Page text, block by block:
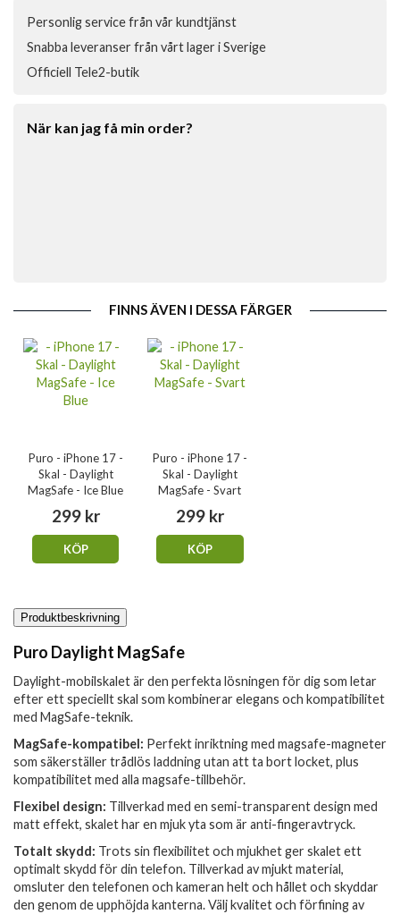
Personlig service från vår kundtjänst
Snabba leveranser från vårt lager i Sverige
Officiell Tele2-butik
När kan jag få min order?
FINNS ÄVEN I DESSA FÄRGER
Puro - iPhone 17 -
Skal - Daylight
MagSafe - Ice Blue
299 kr
KÖP
Puro - iPhone 17 -
Skal - Daylight
MagSafe - Svart
299 kr
KÖP
Produktbeskrivning
Puro Daylight MagSafe
Daylight-mobilskalet är den perfekta lösningen för dig som letar
efter ett speciellt skal som kombinerar elegans och kompatibilitet
med MagSafe-teknik.
MagSafe-kompatibel: Perfekt inriktning med magsafe-magneter
som säkerställer trådlös laddning utan att ta bort locket, plus
kompatibilitet med alla magsafe-tillbehör.
Flexibel design: Tillverkad med en semi-transparent design med
matt effekt, skalet har en mjuk yta som är anti-fingeravtryck.
Totalt skydd: Trots sin flexibilitet och mjukhet ger skalet ett
optimalt skydd för din telefon. Tillverkad av mjukt material,
omsluter den telefonen och kameran helt och hållet och skyddar
den genom de upphöjda kanterna. Välj kvalitet och förfining av